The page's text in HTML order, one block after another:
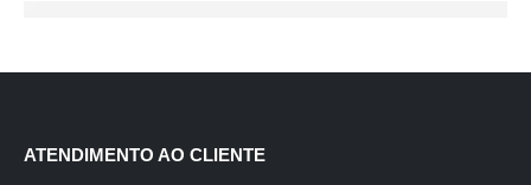
ATENDIMENTO AO CLIENTE